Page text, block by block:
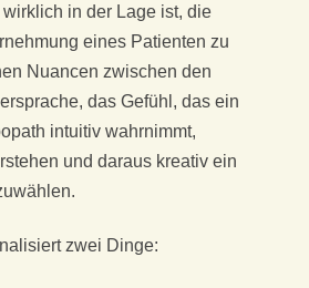
in der Lage ist, die
eines Patienten zu
Nuancen zwischen den
das Gefühl, das ein
intuitiv wahrnimmt,
und daraus kreativ ein
zwei Dinge: